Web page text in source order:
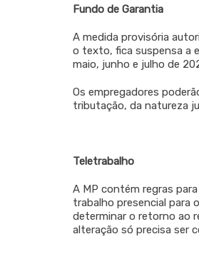
Fundo de Garantia
A medida provisória
o texto, fica suspensa a
maio, junho e julho de
Os empregadores
tributação, da natureza
Teletrabalho
A MP contém regras
trabalho presencial para
determinar o retorno ao
alteração só precisa ser